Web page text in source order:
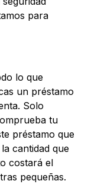
para
lo que
un préstamo
Solo
tu
préstamo que
cantidad que
costará el
pequeñas.